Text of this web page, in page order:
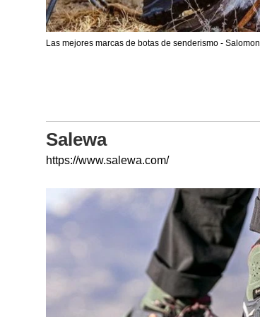
Las mejores marcas de botas de senderismo - Salomon
Salewa
https://www.salewa.com/